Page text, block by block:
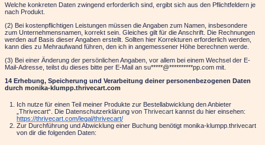
Welche konkreten Daten zwingend erforderlich sind, ergibt sich aus den Pflichtfeldern je
nach Produkt.
(2) Bei kostenpflichtigen Leistungen müssen die Angaben zum Namen, insbesondere
zum Unternehmensnamen, korrekt sein. Gleiches gilt für die Anschrift. Die Rechnungen
werden auf Basis dieser Angaben erstellt. Sollten hier Korrekturen erforderlich werden,
kann dies zu Mehraufwand führen, den ich in angemessener Höhe berechnen werde.
(3) Bei einer Änderung der persönlichen Angaben, vor allem bei einem Wechsel der E-
Mail-Adresse, teilst du dieses bitte per E-Mail an su*****@**********pp.com mit.
14 Erhebung, Speicherung und Verarbeitung deiner personenbezogenen Daten
durch monika-klumpp.thrivecart.com
Ich nutze für einen Teil meiner Produkte zur Bestellabwicklung den Anbieter
Thrivecart“. Die Datenschutzerklärung von Thrivecart kannst du hier einsehen:
https://thrivecart.com/legal/thrivecart/
Zur Durchführung und Abwicklung einer Buchung benötigt monika-klumpp.thrivecart
von dir die folgenden Daten: